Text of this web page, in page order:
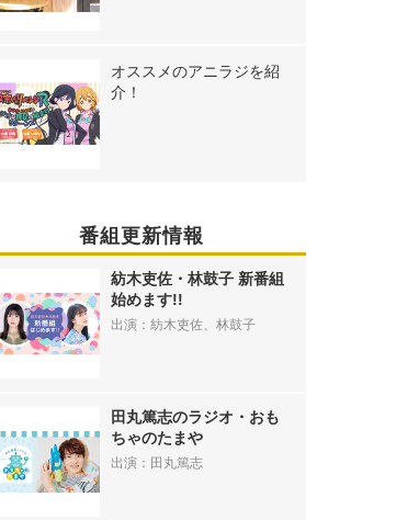
オススメのアニラジを紹
介！
番組更新情報
紡木吏佐・林鼓子 新番組
始めます!!
出演：紡木吏佐、林鼓子
田丸篤志のラジオ・おも
ちゃのたまや
出演：田丸篤志